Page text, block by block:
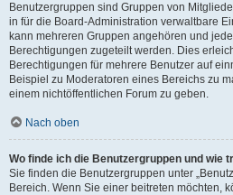
Benutzergruppen sind Gruppen von
in für die Board-Administration verwaltbare
kann mehreren Gruppen angehören und
Berechtigungen zugeteilt werden. Dies
Berechtigungen für mehrere Benutzer auf
Beispiel zu Moderatoren eines Bereichs zu
einem nichtöffentlichen Forum zu geben.
Nach oben
Wo finde ich die Benutzergruppen und wie
Sie finden die Benutzergruppen unter
Bereich. Wenn Sie einer beitreten möchten,